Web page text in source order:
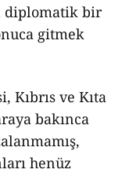
diplomatik bir
gitmek
Kıbrıs ve Kıta
bakınca
henüz